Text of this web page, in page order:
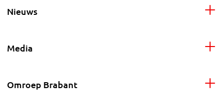
Nieuws
Media
Omroep Brabant